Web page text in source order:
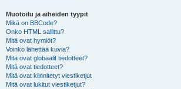
Muotoilu ja aiheiden tyypit
Mikä on BBCode?
Onko HTML sallittu?
Mitä ovat hymiöt?
Voinko lähettää kuvia?
Mitä ovat globaalit tiedotteet?
Mitä ovat tiedotteet?
Mitä ovat kiinnitetyt viestiketjut
Mitä ovat lukitut viestiketjut?